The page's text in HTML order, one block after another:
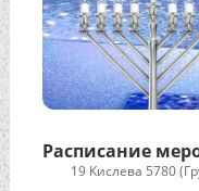
Расписание
19 Кислева 5780